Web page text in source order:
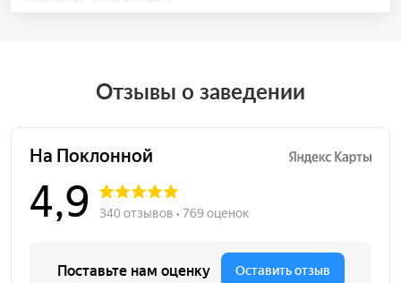
Отзывы о заведении